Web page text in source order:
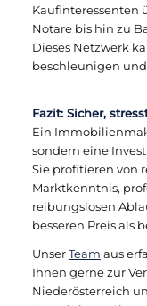
Kaufinteressenten
Notare bis hin zu
Dieses Netzwerk
beschleunigen
Fazit: Sicher,
Ein
sondern eine
Sie profitieren von
Marktkenntnis,
reibungslosen
besseren Preis als
UnserTeam aus
Ihnen gerne zur
Niederösterreich